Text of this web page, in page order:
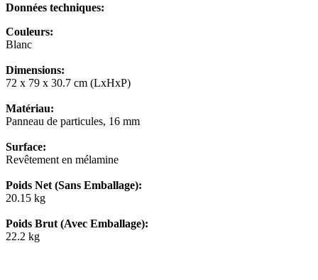
Données techniques:
Couleurs:
Blanc
Dimensions:
72 x 79 x 30.7 cm (LxHxP)
Matériau:
Panneau de particules, 16 mm
Surface:
Revêtement en mélamine
Poids Net (Sans Emballage):
20.15 kg
Poids Brut (Avec Emballage):
22.2 kg